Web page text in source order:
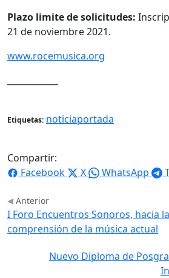
Plazo limite de solicitudes:
21 de noviembre 2021.
www.rocemusica.org
Etiquetas: noticiaportada
Compartir:
Facebook
X WhatsApp
Anterior
I Foro Encuentros Sonoros, hacia
comprensión de la música actual
Nuevo Diploma de